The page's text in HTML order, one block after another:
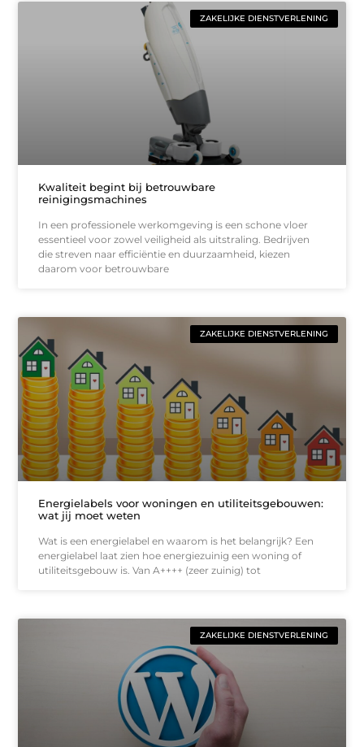
ZAKELIJKE DIENSTVERLENING
Kwaliteit begint bij betrouwbare
reinigingsmachines
In een professionele werkomgeving is een schone vloer
essentieel voor zowel veiligheid als uitstraling. Bedrijven
die streven naar efficiëntie en duurzaamheid, kiezen
daarom voor betrouwbare
ZAKELIJKE DIENSTVERLENING
Energielabels voor woningen en utiliteitsgebouwen:
wat jij moet weten
Wat is een energielabel en waarom is het belangrijk? Een
energielabel laat zien hoe energiezuinig een woning of
utiliteitsgebouw is. Van A++++ (zeer zuinig) tot
ZAKELIJKE DIENSTVERLENING